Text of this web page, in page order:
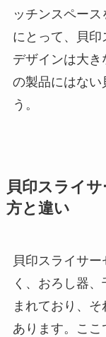
ッチンスペー
にとって、貝
デザインは大
の製品にはない
う。
貝印スライ
方と違い
貝印スライサ
く、おろし器
まれており、
あります。こ